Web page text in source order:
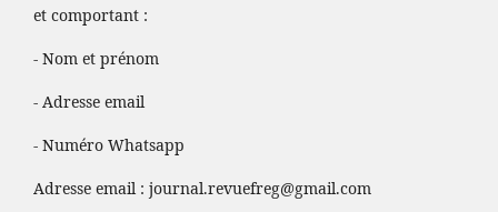
et comportant :
- Nom et prénom
- Adresse email
- Numéro Whatsapp
Adresse email : journal.revuefreg@gmail.com